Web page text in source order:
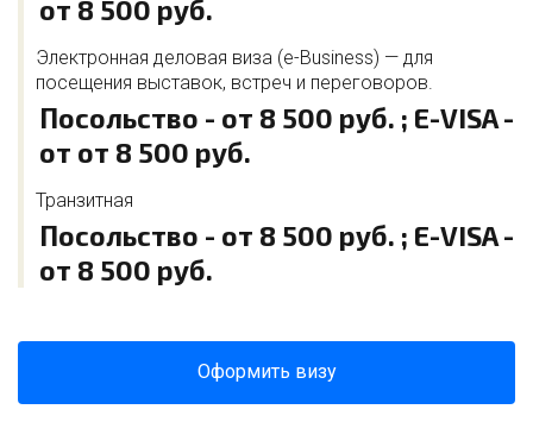
от 8 500 руб.
Электронная деловая виза (e-Business) — для
посещения выставок, встреч и переговоров.
Посольство - от 8 500 руб. ; E-VISA -
от от 8 500 руб.
Транзитная
Посольство - от 8 500 руб. ; E-VISA -
от 8 500 руб.
Оформить визу